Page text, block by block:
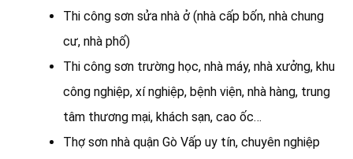
Thi công sơn sửa nhà ở (nhà cấp bốn, nhà chung
cư, nhà phố)
Thi công sơn trường học, nhà máy, nhà xưởng, khu
công nghiệp, xí nghiệp, bệnh viện, nhà hàng, trung
tâm thương mại, khách sạn, cao ốc…
Thợ sơn nhà quận Gò Vấp uy tín, chuyên nghiệp